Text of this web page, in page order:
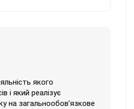
якого
і який реалізує
на загальнообов’язкове